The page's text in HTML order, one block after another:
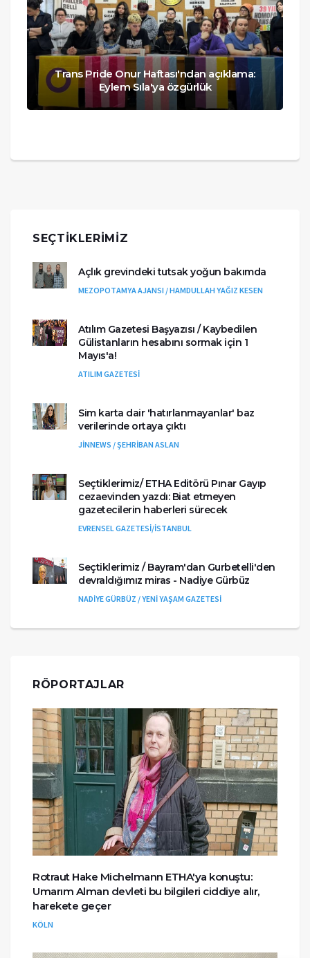
Trans Pride Onur Haftası'ndan açıklama:
Eylem Sıla'ya özgürlük
SEÇTIKLERIMIZ
Açlık grevindeki tutsak yoğun bakımda
MEZOPOTAMYA AJANSI / HAMDULLAH YAĞIZ KESEN
Atılım Gazetesi Başyazısı / Kaybedilen
Gülistanların hesabını sormak için 1
Mayıs'a!
ATILIM GAZETESİ
Sim karta dair 'hatırlanmayanlar' baz
verilerinde ortaya çıktı
JİNNEWS / ŞEHRİBAN ASLAN
Seçtiklerimiz/ ETHA Editörü Pınar Gayıp
cezaevinden yazdı: Biat etmeyen
gazetecilerin haberleri sürecek
EVRENSEL GAZETESİ/İSTANBUL
Seçtiklerimiz / Bayram'dan Gurbetelli'den
devraldığımız miras - Nadiye Gürbüz
NADİYE GÜRBÜZ / YENİ YAŞAM GAZETESİ
RÖPORTAJLAR
Rotraut Hake Michelmann ETHA'ya konuştu:
Umarım Alman devleti bu bilgileri ciddiye alır,
harekete geçer
KÖLN